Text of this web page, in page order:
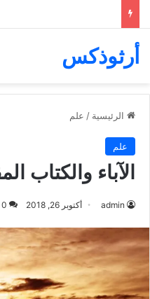
أرثوذكس
الرئيسية / علم
علم
الآباء والكتاب
admin أكتوبر 26, 2018 0